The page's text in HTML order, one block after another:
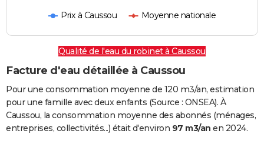
Prix à Caussou Moyenne nationale
Qualité de l'eau du robinet à Caussou
Facture d'eau détaillée à Caussou
Pour une consommation moyenne de 120 m3/an, estimation
pour une famille avec deux enfants (Source : ONSEA). À
Caussou, la consommation moyenne des abonnés (ménages,
entreprises, collectivités...) était d'environ 97 m3/an en 2024.